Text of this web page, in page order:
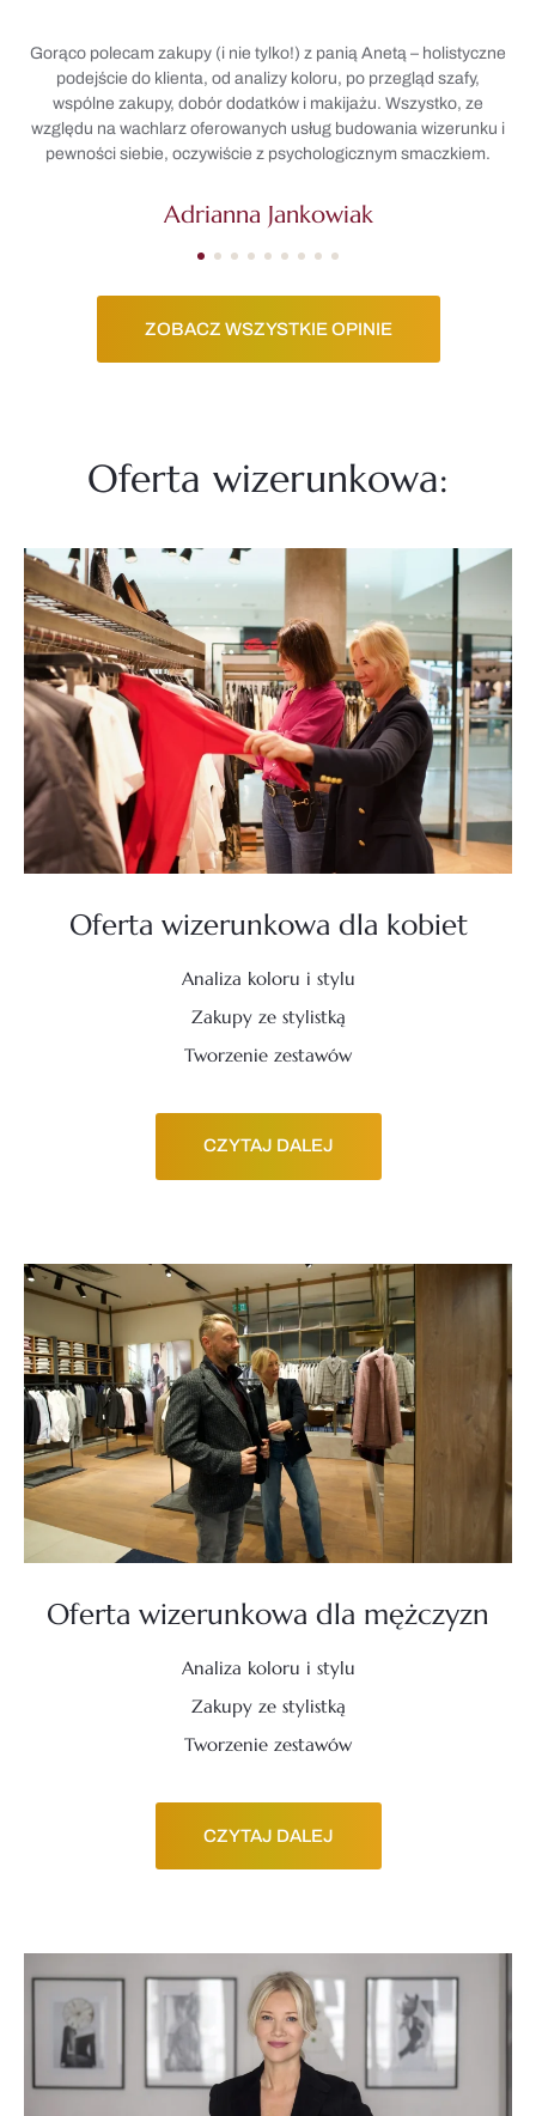
Gorąco polecam zakupy (i nie tylko!) z panią Anetą – holistyczne
podejście do klienta, od analizy koloru, po przegląd szafy,
wspólne zakupy, dobór dodatków i makijażu. Wszystko, ze
względu na wachlarz oferowanych usług budowania wizerunku i
pewności siebie, oczywiście z psychologicznym smaczkiem.
Adrianna Jankowiak
ZOBACZ WSZYSTKIE OPINIE
Oferta wizerunkowa:
Oferta wizerunkowa dla kobiet
Analiza koloru i stylu
Zakupy ze stylistką
Tworzenie zestawów
CZYTAJ DALEJ
Oferta wizerunkowa dla mężczyzn
Analiza koloru i stylu
Zakupy ze stylistką
Tworzenie zestawów
CZYTAJ DALEJ